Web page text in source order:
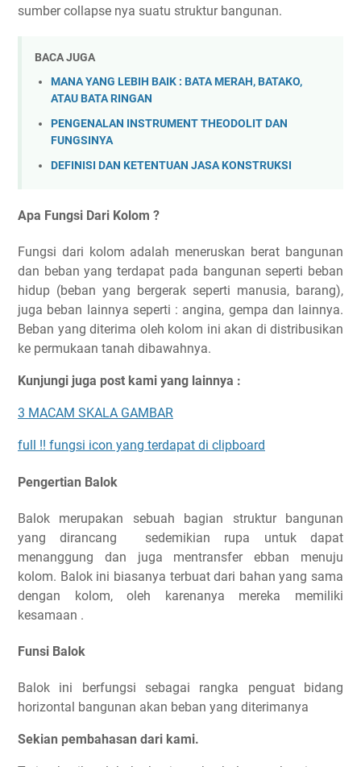
sumber collapse nya suatu struktur bangunan.
BACA JUGA
MANA YANG LEBIH BAIK : BATA MERAH, BATAKO,
ATAU BATA RINGAN
PENGENALAN INSTRUMENT THEODOLIT DAN
FUNGSINYA
DEFINISI DAN KETENTUAN JASA KONSTRUKSI
Apa Fungsi Dari Kolom ?
Fungsi dari kolom adalah meneruskan berat bangunan
dan beban yang terdapat pada bangunan seperti beban
hidup (beban yang bergerak seperti manusia, barang),
juga beban lainnya seperti : angina, gempa dan lainnya.
Beban yang diterima oleh kolom ini akan di distribusikan
ke permukaan tanah dibawahnya.
Kunjungi juga post kami yang lainnya :
3 MACAM SKALA GAMBAR
full !! fungsi icon yang terdapat di clipboard
Pengertian Balok
Balok merupakan sebuah bagian struktur bangunan
yang dirancang
sedemikian rupa untuk dapat
menanggung dan juga mentransfer ebban menuju
kolom. Balok ini biasanya terbuat dari bahan yang sama
dengan kolom, oleh karenanya mereka memiliki
kesamaan .
Funsi Balok
Balok ini berfungsi sebagai rangka penguat bidang
horizontal bangunan akan beban yang diterimanya
Sekian pembahasan dari kami.